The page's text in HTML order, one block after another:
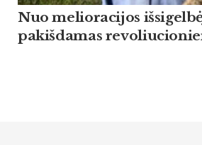
Nuo melioracijos
pakišdamas